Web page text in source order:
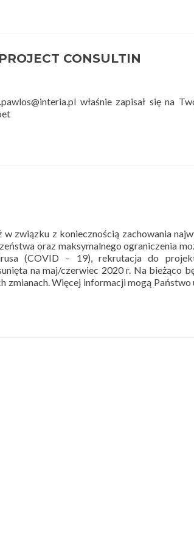
CONSULTIN
właśnie zapisał się na
związku z koniecznością zachowania
oraz maksymalnego ograniczenia
(COVID – 19), rekrutacja do
na maj/czerwiec 2020 r. Na bieżąco
zmianach. Więcej informacji mogą Państwo